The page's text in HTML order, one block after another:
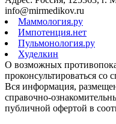
info@mirmedikov.ru
Маммология.ру
Импотенция.нет
Пульмонология.ру
Худелкин
О возможных
проконсультироваться со
Вся информация,
справочно-
публичной офертой в